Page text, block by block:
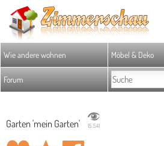
Wie andere wohnen Möbel & Deko
Forum
Garten 'mein Garten' 15.541